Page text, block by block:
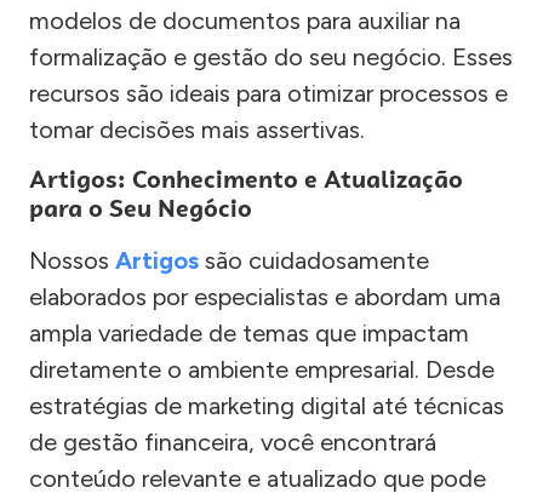
modelos de documentos para auxiliar na
formalização e gestão do seu negócio. Esses
recursos são ideais para otimizar processos e
tomar decisões mais assertivas.
Artigos: Conhecimento e Atualização
para o Seu Negócio
Nossos Artigos são cuidadosamente
elaborados por especialistas e abordam uma
ampla variedade de temas que impactam
diretamente o ambiente empresarial. Desde
estratégias de marketing digital até técnicas
de gestão financeira, você encontrará
conteúdo relevante e atualizado que pode